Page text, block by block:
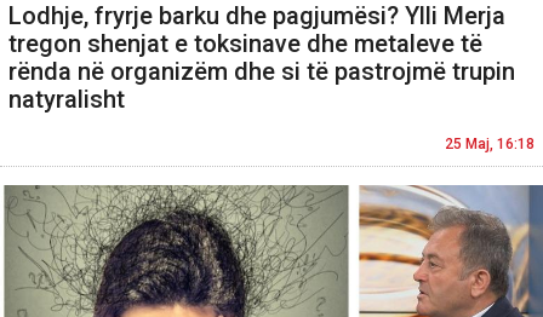
Lodhje, fryrje barku dhe pagjumësi? Ylli Merja
tregon shenjat e toksinave dhe metaleve të
rënda në organizëm dhe si të pastrojmë trupin
natyralisht
25 Maj, 16:18